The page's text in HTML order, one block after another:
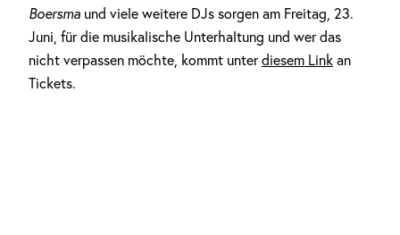
Boersma und viele weitere DJs sorgen am Freitag, 23.
Juni, für die musikalische Unterhaltung und wer das
nicht verpassen möchte, kommt unterdiesem Link an
Tickets.